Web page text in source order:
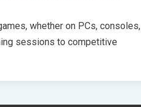
whether on PCs, consoles,
sessions to competitive